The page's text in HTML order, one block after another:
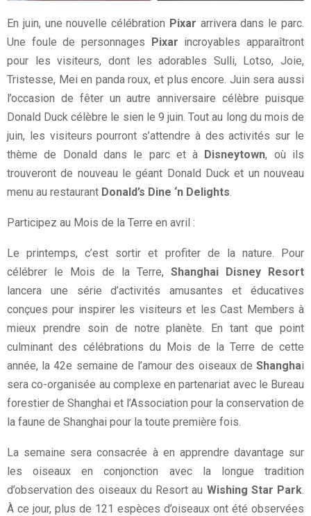
En juin, une nouvelle célébration Pixar arrivera dans le parc.
Une foule de personnages Pixar incroyables apparaîtront
pour les visiteurs, dont les adorables Sulli, Lotso, Joie,
Tristesse, Mei en panda roux, et plus encore. Juin sera aussi
l’occasion de fêter un autre anniversaire célèbre puisque
Donald Duck célèbre le sien le 9 juin. Tout au long du mois de
juin, les visiteurs pourront s’attendre à des activités sur le
thème de Donald dans le parc et à Disneytown, où ils
trouveront de nouveau le géant Donald Duck et un nouveau
menu au restaurant Donald’s Dine ‘n Delights.
Participez au Mois de la Terre en avril :
Le printemps, c’est sortir et profiter de la nature. Pour
célébrer le Mois de la Terre, Shanghai Disney Resort
lancera une série d’activités amusantes et éducatives
conçues pour inspirer les visiteurs et les Cast Members à
mieux prendre soin de notre planète. En tant que point
culminant des célébrations du Mois de la Terre de cette
année, la 42e semaine de l’amour des oiseaux de Shanghai
sera co-organisée au complexe en partenariat avec le Bureau
forestier de Shanghai et l’Association pour la conservation de
la faune de Shanghai pour la toute première fois.
La semaine sera consacrée à en apprendre davantage sur
les oiseaux en conjonction avec la longue tradition
d’observation des oiseaux du Resort au Wishing Star Park.
À ce jour, plus de 121 espèces d’oiseaux ont été observées